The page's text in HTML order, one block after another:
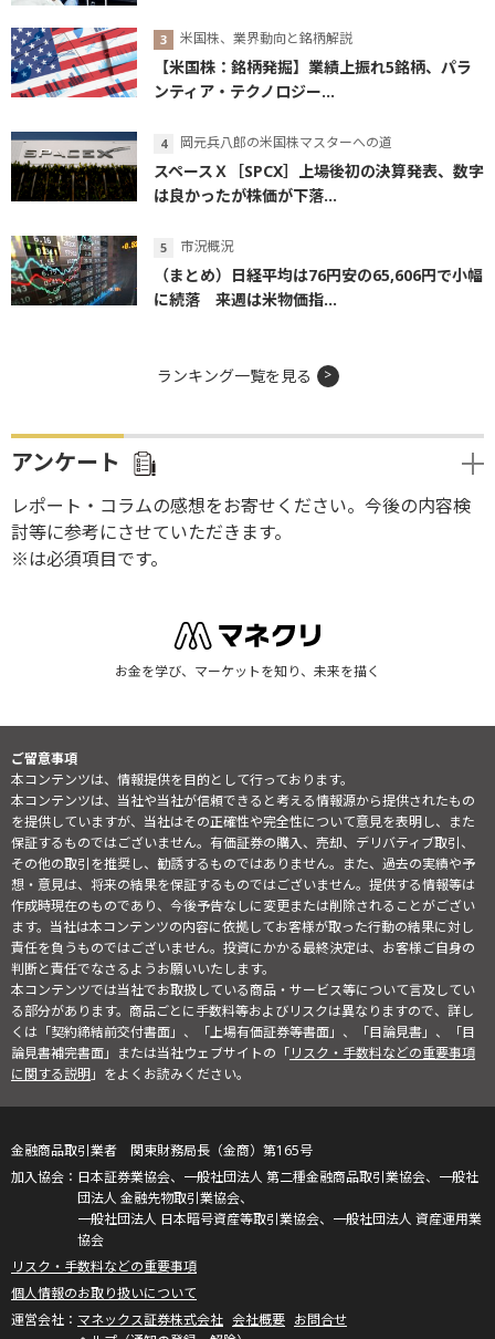
米国株、業界動向と銘柄解説
【米国株：銘柄発掘】業績上振れ5銘柄、パラ
ンティア・テクノロジー...
岡元兵八郎の米国株マスターへの道
スペースＸ［SPCX］上場後初の決算発表、数字
は良かったが株価が下落...
市況概況
（まとめ）日経平均は76円安の65,606円で小幅
に続落 来週は米物価指...
ランキング一覧を見る
アンケート
レポート・コラムの感想をお寄せください。今後の内容検
討等に参考にさせていただきます。
※は必須項目です。
お金を学び、マーケットを知り、未来を描く
ご留意事項
本コンテンツは、情報提供を目的として行っております。
本コンテンツは、当社や当社が信頼できると考える情報源から提供されたもの
を提供していますが、当社はその正確性や完全性について意見を表明し、また
保証するものではございません。有価証券の購入、売却、デリバティブ取引、
その他の取引を推奨し、勧誘するものではありません。また、過去の実績や予
想・意見は、将来の結果を保証するものではございません。提供する情報等は
作成時現在のものであり、今後予告なしに変更または削除されることがござい
ます。当社は本コンテンツの内容に依拠してお客様が取った行動の結果に対し
責任を負うものではございません。投資にかかる最終決定は、お客様ご自身の
判断と責任でなさるようお願いいたします。
本コンテンツでは当社でお取扱している商品・サービス等について言及してい
る部分があります。商品ごとに手数料等およびリスクは異なりますので、詳し
くは「契約締結前交付書面」、「上場有価証券等書面」、「目論見書」、「目
論見書補完書面」または当社ウェブサイトの「リスク・手数料などの重要事項
に関する説明」をよくお読みください。
金融商品取引業者 関東財務局長（金商）第165号
日本証券業協会、一般社団法人 第二種金融商品取引業協会、一般社
団法人 金融先物取引業協会、
一般社団法人 日本暗号資産等取引業協会、一般社団法人 資産運用業
協会
リスク・手数料などの重要事項
個人情報のお取り扱いについて
マネックス証券株式会社 会社概要 お問合せ